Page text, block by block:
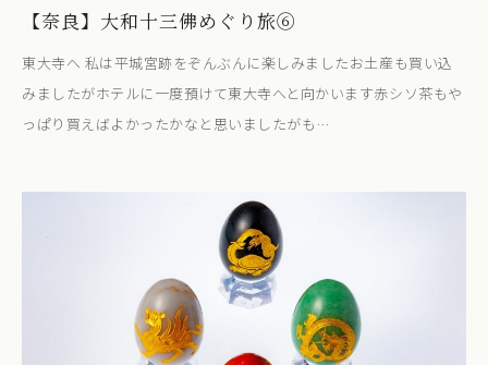
【奈良】大和十三佛めぐり旅⑥
東大寺へ 私は平城宮跡をぞんぶんに楽しみましたお土産も買い込
みましたがホテルに一度預けて東大寺へと向かいます赤シソ茶もや
っぱり買えばよかったかなと思いましたがも…